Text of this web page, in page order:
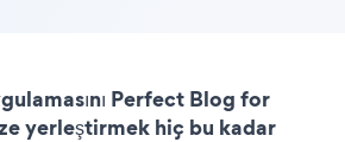
Perfect Blog for
yerleştirmek hiç bu kadar